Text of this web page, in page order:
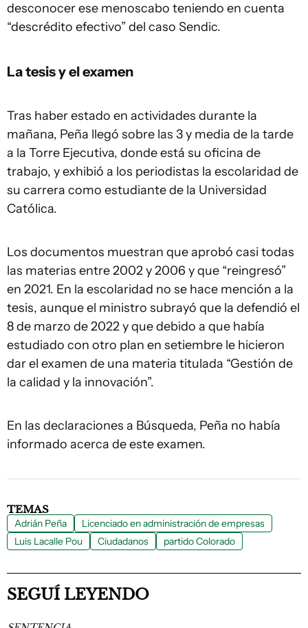
desconocer ese menoscabo teniendo en cuenta
“descrédito efectivo” del caso Sendic.
La tesis y el examen
Tras haber estado en actividades durante la
mañana, Peña llegó sobre las 3 y media de la tarde
a la Torre Ejecutiva, donde está su oficina de
trabajo, y exhibió a los periodistas la escolaridad de
su carrera como estudiante de la Universidad
Católica.
Los documentos muestran que aprobó casi todas
las materias entre 2002 y 2006 y que “reingresó”
en 2021. En la escolaridad no se hace mención a la
tesis, aunque el ministro subrayó que la defendió el
8 de marzo de 2022 y que debido a que había
estudiado con otro plan en setiembre le hicieron
dar el examen de una materia titulada “Gestión de
la calidad y la innovación”.
En las declaraciones a Búsqueda, Peña no había
informado acerca de este examen.
TEMAS
Adrián Peña
Licenciado en administración de empresas
Luis Lacalle Pou
Ciudadanos partido Colorado
SEGUÍ LEYENDO